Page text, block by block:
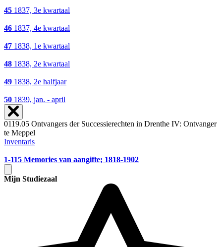
45 1837, 3e kwartaal
46 1837, 4e kwartaal
47 1838, 1e kwartaal
48 1838, 2e kwartaal
49 1838, 2e halfjaar
50 1839, jan. - april
0119.05 Ontvangers der Successierechten in Drenthe IV: Ontvanger
te Meppel
Inventaris
1-115 Memories van aangifte; 1818-1902
Mijn Studiezaal